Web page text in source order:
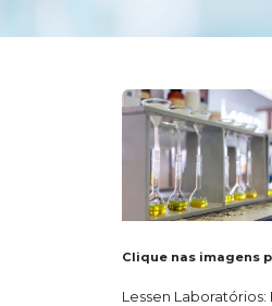
Clique nas imagens
Lessen Laboratórios: